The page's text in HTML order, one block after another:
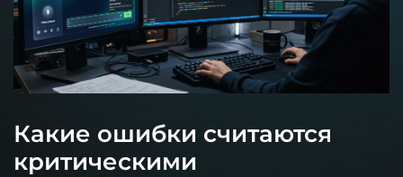
Какие ошибки считаются
критическими